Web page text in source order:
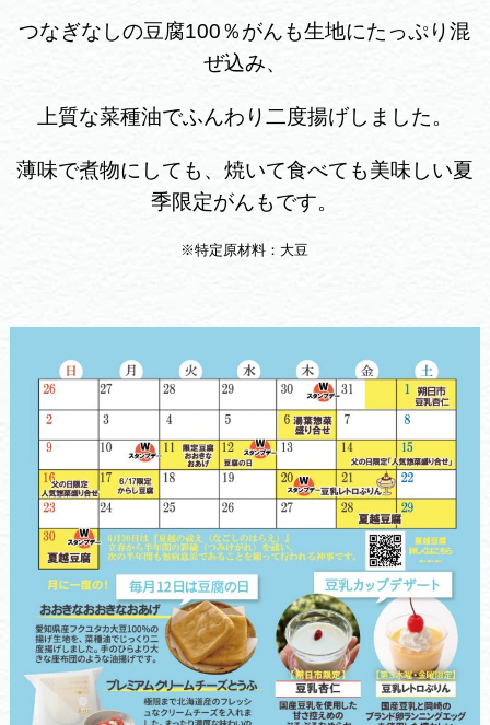
つなぎなしの豆腐100％がんも生地にたっぷり混
ぜ込み、
上質な菜種油でふんわり二度揚げしました。
薄味で煮物にしても、焼いて食べても美味しい夏
季限定がんもです。
※特定原材料：大豆